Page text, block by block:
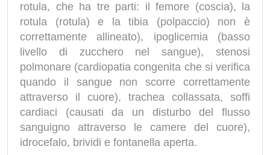
rotula, che ha tre parti: il femore (coscia), la
rotula (rotula) e la tibia (polpaccio) non è
correttamente allineato), ipoglicemia (basso
livello di zucchero nel sangue), stenosi
polmonare (cardiopatia congenita che si verifica
quando il sangue non scorre correttamente
attraverso il cuore), trachea collassata, soffi
cardiaci (causati da un disturbo del flusso
sanguigno attraverso le camere del cuore),
idrocefalo, brividi e fontanella aperta.